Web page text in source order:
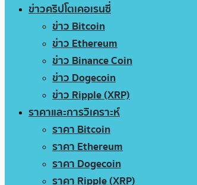
ข่าวคริปโตเคอเรนซี่
ข่าว Bitcoin
ข่าว Ethereum
ข่าว Binance Coin
ข่าว Dogecoin
ข่าว Ripple (XRP)
ราคาและการวิเคราะห์
ราคา Bitcoin
ราคา Ethereum
ราคา Dogecoin
ราคา Ripple (XRP)